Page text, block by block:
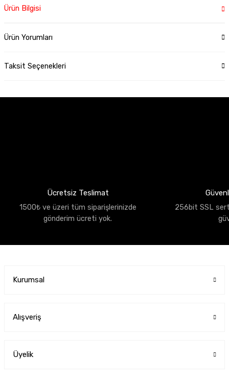
Ürün Bilgisi
Ürün Yorumları
Taksit Seçenekleri
Ücretsiz Teslimat
1500₺ ve üzeri tüm siparişlerinizde
gönderim ücreti yok.
256bit SSL
Kurumsal
Alışveriş
Üyelik